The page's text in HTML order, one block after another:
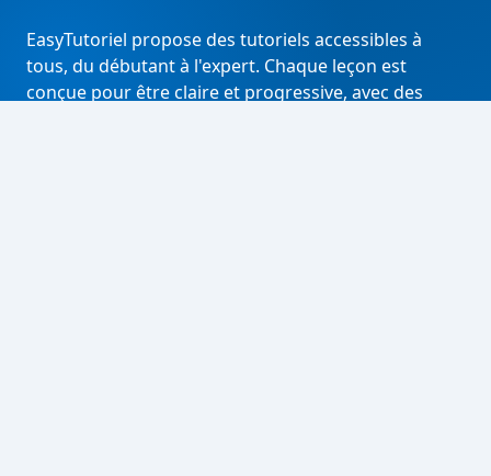
EasyTutoriel propose des tutoriels accessibles à
tous, du débutant à l'expert. Chaque leçon est
conçue pour être claire et progressive, avec des